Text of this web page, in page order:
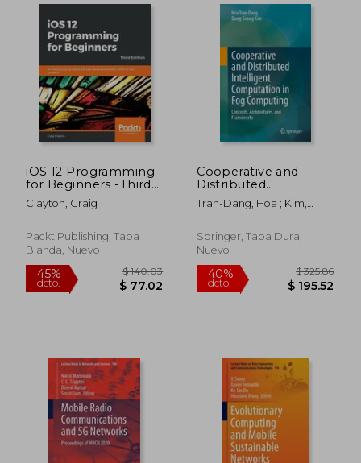
iOS 12 Programming
for Beginners -Third
Edition (en Inglés)
Clayton, Craig
Packt Publishing, Tapa
Blanda, Nuevo
Cooperative and
Distributed
Intelligent
Computation in Fog
Concepts,
Architectures, and
Inglés)
Tran-Dang, Hoa ; Kim,
Springer, Tapa Dura,
Nuevo